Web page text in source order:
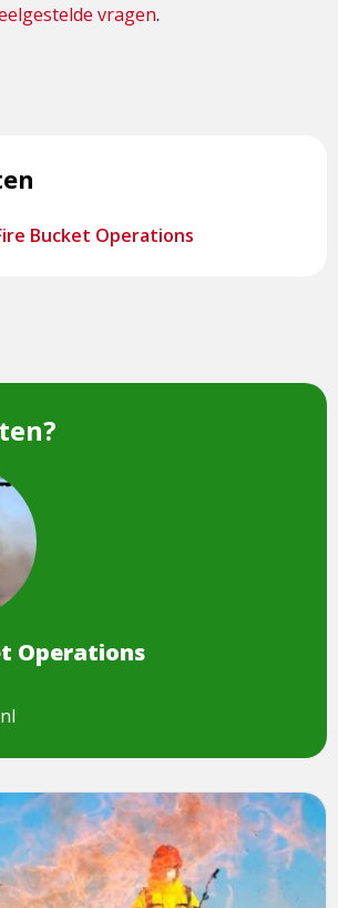
vragen.
Bucket Operations
een
afbeelding
Operations
Operations